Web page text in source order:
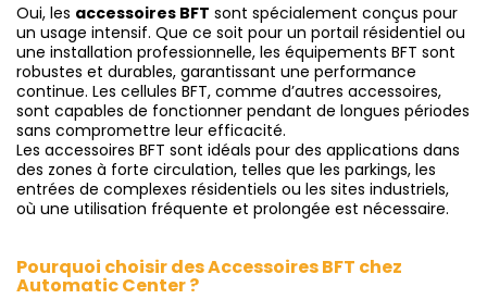
Oui, les accessoires BFT sont spécialement conçus pour
un usage intensif. Que ce soit pour un portail résidentiel ou
une installation professionnelle, les équipements BFT sont
robustes et durables, garantissant une performance
continue. Les cellules BFT, comme d’autres accessoires,
sont capables de fonctionner pendant de longues périodes
sans compromettre leur efficacité.
Les accessoires BFT sont idéals pour des applications dans
des zones à forte circulation, telles que les parkings, les
entrées de complexes résidentiels ou les sites industriels,
où une utilisation fréquente et prolongée est nécessaire.
Pourquoi choisir des Accessoires BFT chez
Automatic Center ?